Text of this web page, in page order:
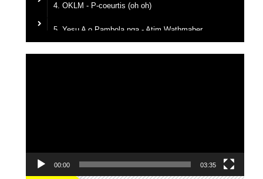
4. OKLM - P-coeurtis (oh oh)
5. Yesu A o Pambola nga - Atim Wathmaber
6. Tikanga na yemba - Candy Mulamba
00:00 03:35